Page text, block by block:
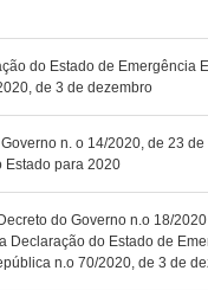
do Estado de Emergência
de 3 de dezembro
n. o 14/2020, de 23
Estado para 2020
do Governo n.o 18/
Declaração do Estado de
n.o 70/2020, de 3 de